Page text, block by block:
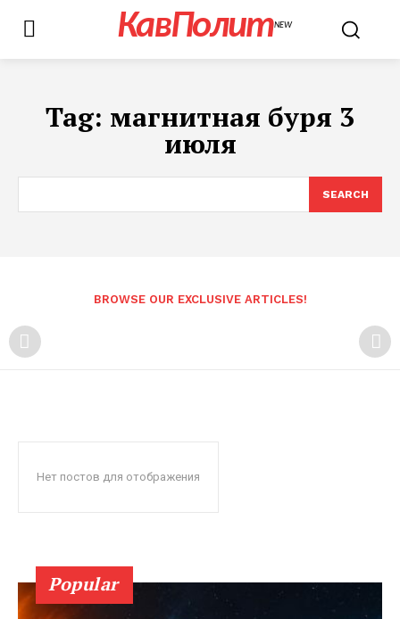
КавПолитNEW
Tag: магнитная буря 3
июля
SEARCH
BROWSE OUR EXCLUSIVE ARTICLES!
Нет постов для отображения
Popular